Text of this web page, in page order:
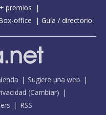
premios
office Guía / directorio
Sugiere una web
(Cambiar)
RSS